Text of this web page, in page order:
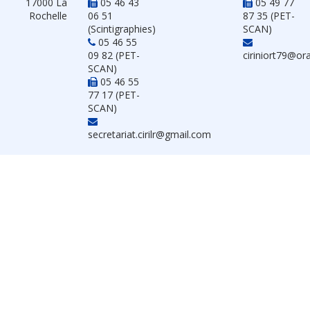
Rochelle
06 51
(Scintigraphies)
05 46 55
09 82 (PET-
SCAN)
05 46 55
77 17 (PET-
SCAN)
secretariat.cirilr@gmail.com
87 35 (PET-
SCAN)